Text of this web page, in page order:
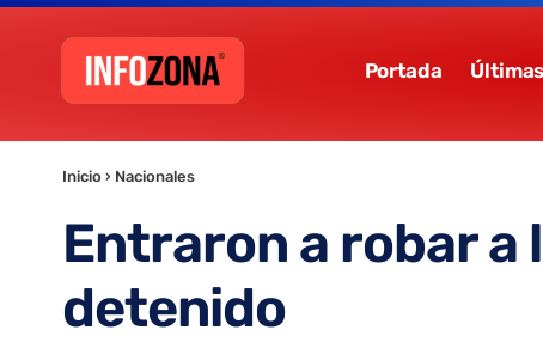
Portada
Inicio › Nacionales
Entraron a robar a
detenido